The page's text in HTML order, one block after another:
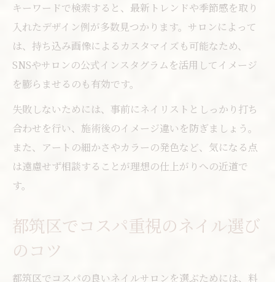
キーワードで検索すると、最新トレンドや季節感を取り
入れたデザイン例が多数見つかります。サロンによって
は、持ち込み画像によるカスタマイズも可能なため、
SNSやサロンの公式インスタグラムを活用してイメージ
を膨らませるのも有効です。
失敗しないためには、事前にネイリストとしっかり打ち
合わせを行い、施術後のイメージ違いを防ぎましょう。
また、アートの細かさやカラーの発色など、気になる点
は遠慮せず相談することが理想の仕上がりへの近道で
す。
都筑区でコスパ重視のネイル選び
のコツ
都筑区でコスパの良いネイルサロンを選ぶためには、料